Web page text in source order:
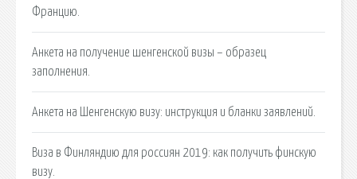
Францию.
Анкета на получение шенгенской визы – образец
заполнения.
Анкета на Шенгенскую визу: инструкция и бланки заявлений.
Виза в Финляндию для россиян 2019: как получить финскую
визу.